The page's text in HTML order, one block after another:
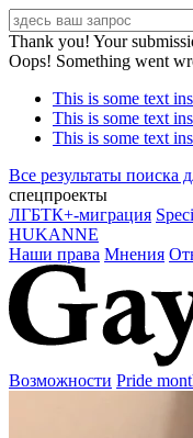
Thank you! Your
Oops! Something went
This is some text
This is some text
This is some text
Все результаты поиска
спецпроекты
ЛГБТК+-миграция
HUKANNE
Наши права Мнения
Возможности Pride